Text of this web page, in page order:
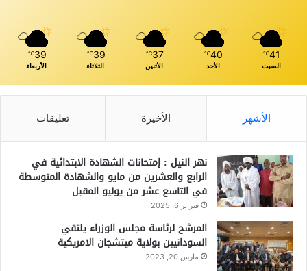
41
℃
السبت
40
℃
الأحد
37
℃
الأثنين
39
℃
الثلاثاء
39
℃
الأربعاء
الأشهر الأخيرة تعليقات
نهر النيل : إمتحانات الشهادة الابتدائية في
الرابع والعشرين من مايو والشهادة المتوسطة
في التاسع عشر من يوليو المقبل
فبراير 6, 2025
المرشح لرئاسة مجلس الوزراء يلتقي
السودانيين بولاية ميتشجان الامريكية
مارس 20, 2023